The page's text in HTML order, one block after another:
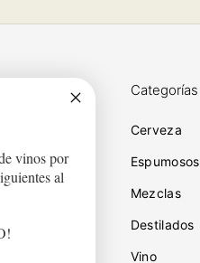
Categorías
Cerveza
Espumosos
Mezclas
Destilados
Vino
vinos por
al